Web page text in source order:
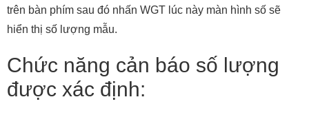
trên bàn phím sau đó nhấn WGT lúc này màn hình số sẽ
hiển thị số lượng mẫu.
Chức năng cản báo số lượng
được xác định: